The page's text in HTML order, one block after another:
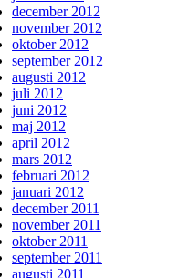
december 2012
november 2012
oktober 2012
september 2012
augusti 2012
juli 2012
juni 2012
maj 2012
april 2012
mars 2012
februari 2012
januari 2012
december 2011
november 2011
oktober 2011
september 2011
augusti 2011